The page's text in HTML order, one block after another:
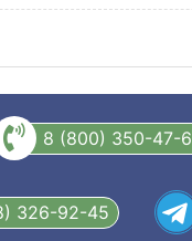
8 (800) 350-47-
326-92-45